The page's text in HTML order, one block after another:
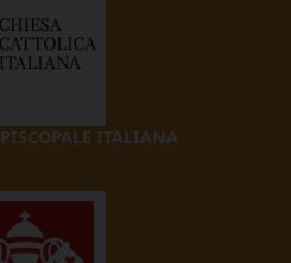
ITALIANA